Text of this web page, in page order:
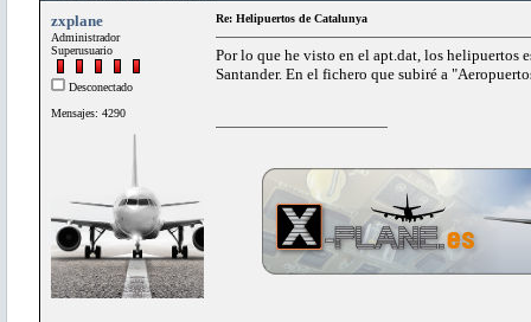
zxplane
Administrador
Superusuario
Desconectado
Mensajes: 4290
Re: Helipuertos de Catalunya
Por lo que he visto en el apt.dat, los helipuertos
Santander. En el fichero que subiré a